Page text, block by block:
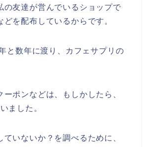
の友達が営んでいるショップで
を配布しているからです。
と数年に渡り、カフェサプリの
ポンなどは、もしかしたら、
ました。
いないか？を調べるために、